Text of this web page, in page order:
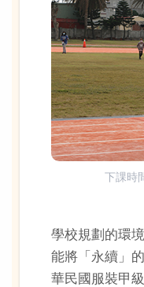
下課時
學校規劃的環
能將「永續」
華民國服裝甲